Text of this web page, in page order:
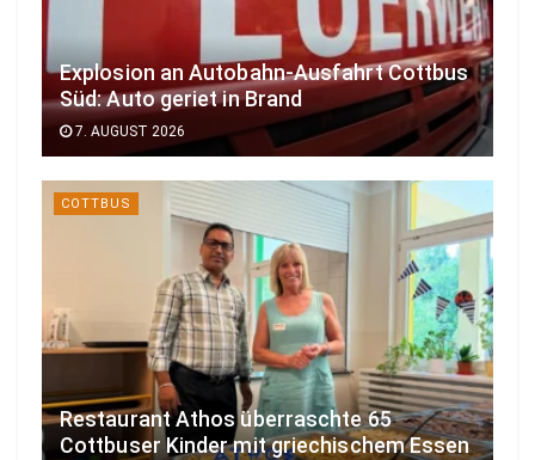
Explosion an Autobahn-Ausfahrt Cottbus
Süd: Auto geriet in Brand
7. AUGUST 2026
COTTBUS
Restaurant Athos überraschte 65
Cottbuser Kinder mit griechischem Essen